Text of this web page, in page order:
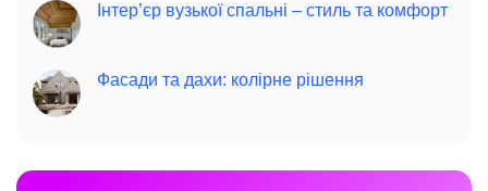
Інтер’єр вузької спальні – стиль та комфорт
Фасади та дахи: колірне рішення